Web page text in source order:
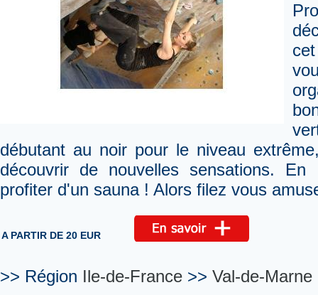
débutant au noir pour le niveau
découvrir de nouvelles sensations.
profiter d'un sauna ! Alors filez vous
A PARTIR DE 20 EUR
>> Région Ile-de-France >> Val-de-Marne